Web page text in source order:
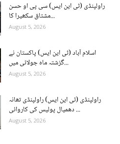
راولپنڈی (ٹی این ایس) سی پی او حسن
مشتاق سکھیرا کا...
August 5, 2026
اسلام آباد (ٹی این ایس) پاکستان نے
گزشتہ ماہ جولائی میں...
August 5, 2026
راولپنڈی (ٹی این ایس) راولپنڈی تھانہ
دھمیال پولیس کی کاروائی ...
August 5, 2026